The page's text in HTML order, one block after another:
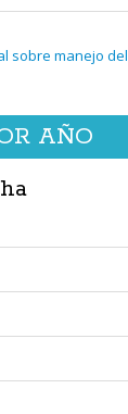
sobre manejo del
AÑO